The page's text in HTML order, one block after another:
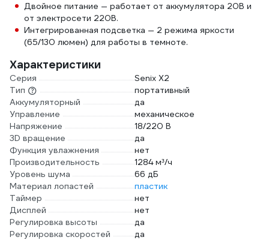
Двойное питание — работает от аккумулятора 20В и
от электросети 220В.
Интегрированная подсветка — 2 режима яркости
(65/130 люмен) для работы в темноте.
Характеристики
Серия
Senix X2
Тип
портативный
Аккумуляторный
да
Управление
механическое
Напряжение
18/220 В
3D вращение
да
Функция увлажнения
нет
Производительность
1284 м³/ч
Уровень шума
66 дБ
Материал лопастей
пластик
Таймер
нет
Дисплей
нет
Регулировка высоты
да
Регулировка скоростей
да